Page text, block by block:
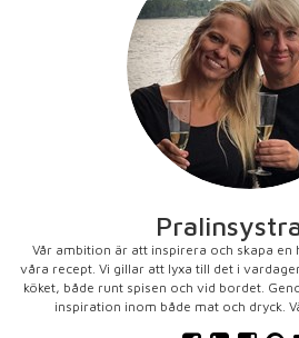
Vår ambition är att inspirera och skapa
våra recept. Vi gillar att lyxa till det i
köket, både runt spisen och vid bordet.
inspiration inom både mat och dryck.